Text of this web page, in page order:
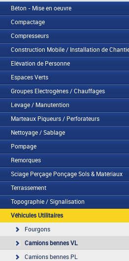
Béton - Mise en oeuvre
Compactage
Compresseurs
Construction Mobile / Installation de
Elévation de Personne
Espaces Verts
Groupes Electrogènes / Chauffages
Levage / Manutention
Marteaux Piqueurs / Perforateurs
Nettoyage / Sablage
Pompage
Remorques
Sciage Perçage Ponçage Sols & Matériaux
Terrassement
Topographie / Signalisation
Véhicules Utilitaires
Fourgons
Camions bennes VL
Camions bennes PL